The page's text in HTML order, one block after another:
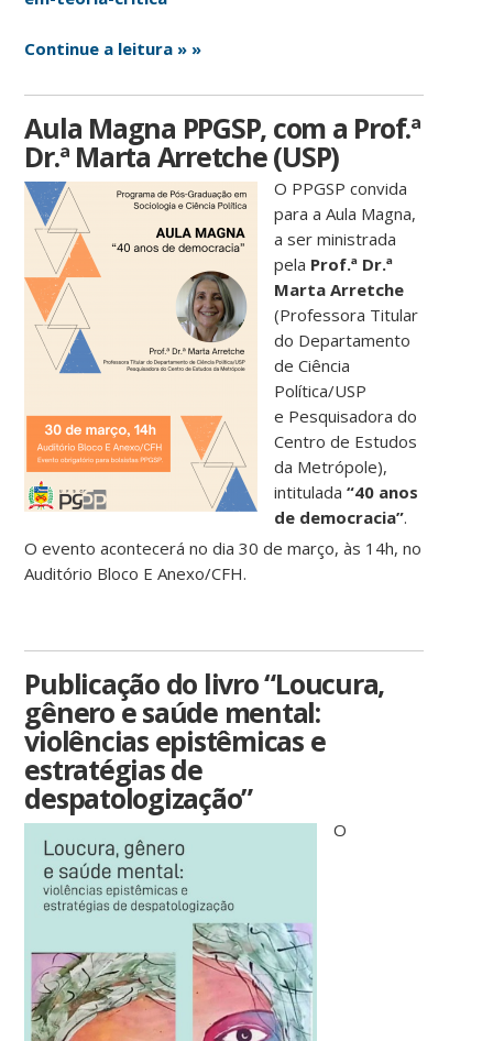
Continue a leitura » »
Aula Magna PPGSP, com a Prof.ª
Dr.ª Marta Arretche (USP)
O PPGSP convida
para a Aula Magna,
a ser ministrada
pela Prof.ª Dr.ª
Marta Arretche
(Professora Titular
do Departamento
de Ciência
Política/USP
e Pesquisadora do
Centro de Estudos
da Metrópole),
intitulada“40 anos
de democracia”.
O evento acontecerá no dia 30 de março, às 14h, no
Auditório Bloco E Anexo/CFH.
Publicação do livro “Loucura,
gênero e saúde mental:
violências epistêmicas e
estratégias de
despatologização”
O